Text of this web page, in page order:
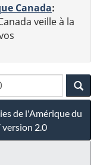
Canada:
veille à la
de l'Amérique du
2.0